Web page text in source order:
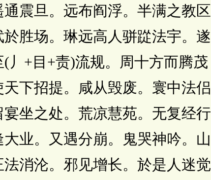
震旦。远布阎浮。半满之教区
胜场。琳远高人骈踨法宇。遂
丿+目+责)流规。周十方而腾茂
下招提。咸从毁废。寰中法侣
坐之处。荒凉慧苑。无复经行
业。又遇分崩。鬼哭神吟。山
消沦。邪见增长。於是人迷觉